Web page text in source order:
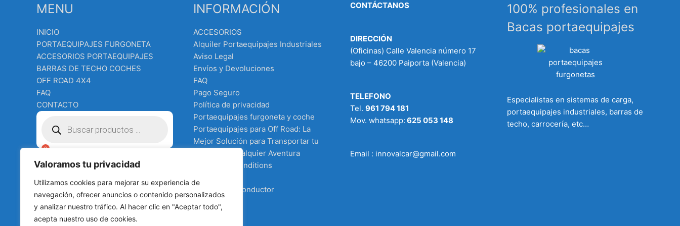
Valoramos tu privacidad
Utilizamos cookies para mejorar su experiencia de
navegación, ofrecer anuncios o contenido personalizados
y analizar nuestro tráfico. Al hacer clic en "Aceptar todo",
acepta nuestro uso de cookies.
MENU
INICIO
PORTAEQUIPAJES FURGONETA
ACCESORIOS PORTAEQUIPAJES
BARRAS DE TECHO COCHES
OFF ROAD 4X4
FAQ
CONTACTO
productos
INFORMACIÓN
ACCESORIOS
Alquiler Portaequipajes Industriales
Aviso Legal
Envíos y Devoluciones
FAQ
Pago Seguro
Política de privacidad
Portaequipajes furgoneta y coche
Portaequipajes para Off Road: La
Mejor Solución para Transportar tu
Equipo en Cualquier Aventura
Terms and Conditions
Tienda
todo para el conductor
CONTÁCTANOS
DIRECCIÓN
(Oficinas) Calle Valencia número 17
bajo – 46200 Paiporta (Valencia)
TELEFONO
Tel. 961 794 181
Mov. whatsapp: 625 053 148
Email : innovalcar@gmail.com
100% profesionales en
Bacas portaequipajes
Especialistas en sistemas de carga,
portaequipajes industriales, barras de
techo, carrocería, etc…